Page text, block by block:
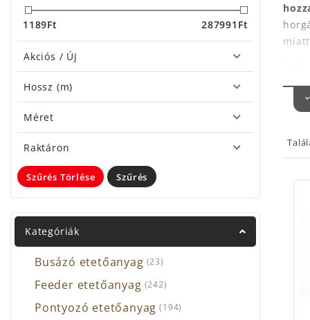
1189Ft Ft
287991
Akciós / Új
Hossz (m)
Méret
Raktáron
Szűrés Törlése Szűrés
Kategóriák
Busázó etetőanyag (23)
Feeder etetőanyag (242)
Pontyozó etetőanyag (194)